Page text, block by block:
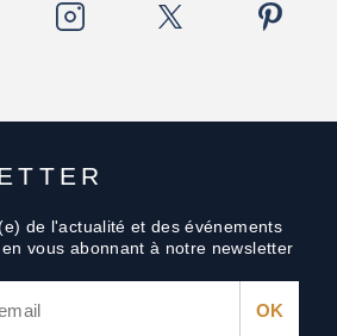
de l'actualité et des événements
vous abonnant à notre newsletter